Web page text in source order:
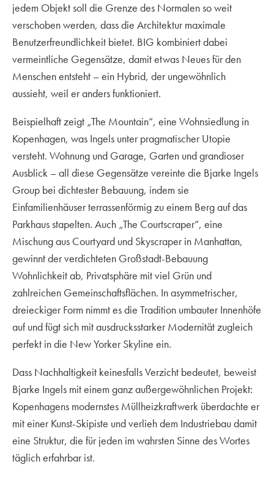
jedem Objekt soll die Grenze des Normalen so weit
verschoben werden, dass die Architektur maximale
Benutzerfreundlichkeit bietet. BIG kombiniert dabei
vermeintliche Gegensätze, damit etwas Neues für den
Menschen entsteht – ein Hybrid, der ungewöhnlich
aussieht, weil er anders funktioniert.
Beispielhaft zeigt „The Mountain“, eine Wohnsiedlung in
Kopenhagen, was Ingels unter pragmatischer Utopie
versteht. Wohnung und Garage, Garten und grandioser
Ausblick – all diese Gegensätze vereinte die Bjarke Ingels
Group bei dichtester Bebauung, indem sie
Einfamilienhäuser terrassenförmig zu einem Berg auf das
Parkhaus stapelten. Auch „The Courtscraper“, eine
Mischung aus Courtyard und Skyscraper in Manhattan,
gewinnt der verdichteten Großstadt-Bebauung
Wohnlichkeit ab, Privatsphäre mit viel Grün und
zahlreichen Gemeinschaftsflächen. In asymmetrischer,
dreieckiger Form nimmt es die Tradition umbauter Innenhöfe
auf und fügt sich mit ausdrucksstarker Modernität zugleich
perfekt in die New Yorker Skyline ein.
Dass Nachhaltigkeit keinesfalls Verzicht bedeutet, beweist
Bjarke Ingels mit einem ganz außergewöhnlichen Projekt:
Kopenhagens modernstes Müllheizkraftwerk überdachte er
mit einer Kunst-Skipiste und verlieh dem Industriebau damit
eine Struktur, die für jeden im wahrsten Sinne des Wortes
täglich erfahrbar ist.